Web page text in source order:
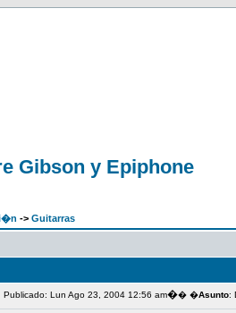
Gibson y Epiphone
-> Guitarras
Publicado: Lun Ago 23, 2004 12:56 am�� �Asunto: